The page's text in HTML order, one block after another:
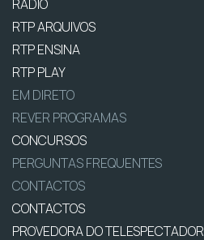
RÁDIO
RTP ARQUIVOS
RTP ENSINA
RTP PLAY
EM DIRETO
REVER PROGRAMAS
CONCURSOS
PERGUNTAS FREQUENTES
CONTACTOS
CONTACTOS
PROVEDORA DO TELESPECTADOR